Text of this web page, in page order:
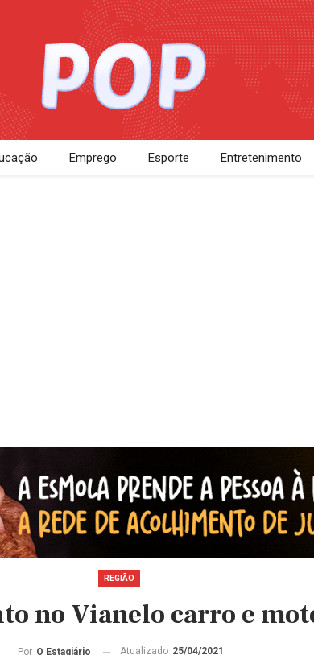
Emprego Esporte Entretenimento
REGIÃO
no Vianelo carro e
Por O Estagiário Atualizado 25/04/2021